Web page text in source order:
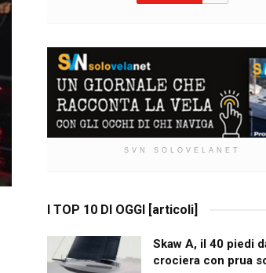
SVN SOLOVELANET
I TOP 10 DI OGGI [articoli]
Skaw A, il 40 piedi
crociera con prua